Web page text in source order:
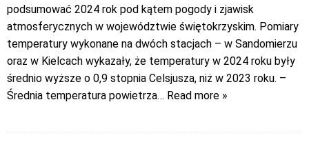
podsumować 2024 rok pod kątem pogody i zjawisk
atmosferycznych w województwie świętokrzyskim. Pomiary
temperatury wykonane na dwóch stacjach – w Sandomierzu
oraz w Kielcach wykazały, że temperatury w 2024 roku były
średnio wyższe o 0,9 stopnia Celsjusza, niż w 2023 roku. –
Średnia temperatura powietrza… Read more »